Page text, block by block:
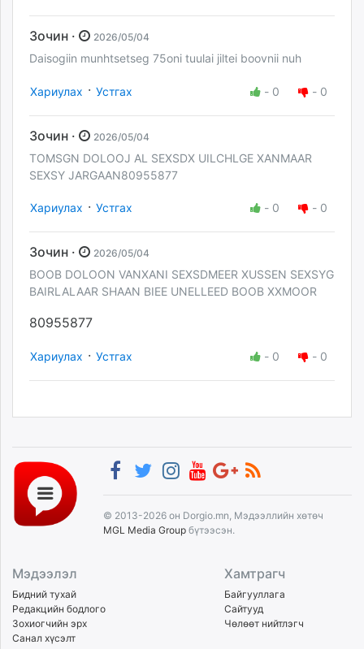
Зочин · 2026/05/04
Daisogiin munhtsetseg 75oni tuulai jiltei boovnii nuh
Хариулах · Устгах - 0 - 0
Зочин · 2026/05/04
TOMSGN DOLOOJ AL SEXSDX UILCHLGE XANMAAR
SEXSY JARGAAN80955877
Хариулах · Устгах - 0 - 0
Зочин · 2026/05/04
BOOB DOLOON VANXANI SEXSDMEER XUSSEN SEXSYG
BAIRLALAAR SHAAN BIEE UNELLEED BOOB XXMOOR
80955877
Хариулах · Устгах - 0 - 0
© 2013-2026 он Dorgio.mn, Мэдээллийн хөтөч
MGL Media Group бүтээсэн.
Мэдээлэл
Бидний тухай
Редакцийн бодлого
Зохиогчийн эрх
Санал хүсэлт
Хамтрагч
Байгууллага
Сайтууд
Чөлөөт нийтлэгч